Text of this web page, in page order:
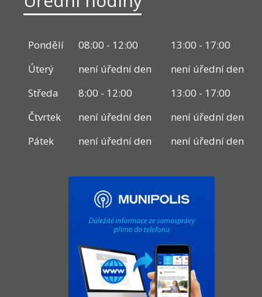
Pondělí 08:00 - 12:00
13:00 - 17:00
Úterý
není úřední den
není úřední den
Středa
8:00 - 12:00
13:00 - 17:00
Čtvrtek
není úřední den
není úřední den
Pátek
není úřední den není úřední den